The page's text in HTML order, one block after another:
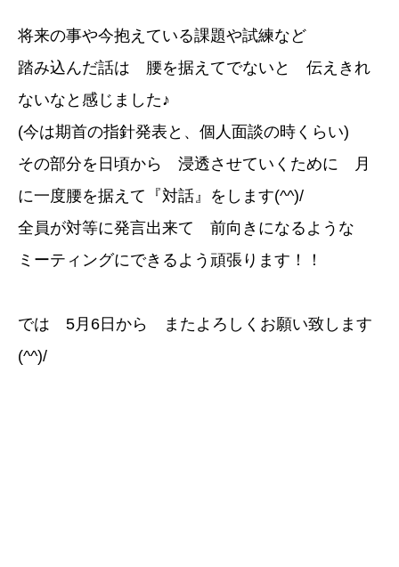
将来の事や今抱えている課題や試練など
踏み込んだ話は 腰を据えてでないと 伝えきれ
ないなと感じました♪
(今は期首の指針発表と、個人面談の時くらい)
その部分を日頃から 浸透させていくために 月
に一度腰を据えて『対話』をします(^^)/
全員が対等に発言出来て 前向きになるような
ミーティングにできるよう頑張ります！！
では 5月6日から またよろしくお願い致します
(^^)/